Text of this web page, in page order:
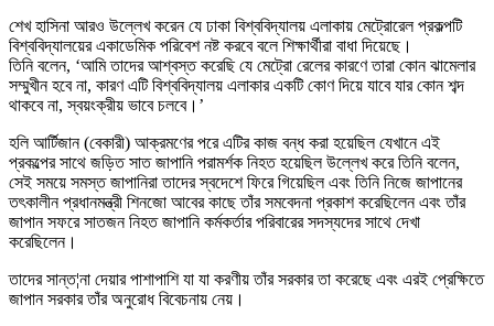
শেখ হাসিনা আরও উল্লেখ করেন যে ঢাকা বিশ্ববিদ্যালয় এলাকায় মেট্রোরেল প্রকল্পটি
বিশ্ববিদ্যালয়ের একাডেমিক পরিবেশ নষ্ট করবে বলে শিক্ষার্থীরা বাধা দিয়েছে।
তিনি বলেন, ‘আমি তাদের আশ্বস্ত করেছি যে মেট্রো রেলের কারণে তারা কোন ঝামেলার
সম্মুখীন হবে না, কারণ এটি বিশ্ববিদ্যালয় এলাকার একটি কোণ দিয়ে যাবে যার কোন শব্দ
থাকবে না, স্বয়ংক্রীয় ভাবে চলবে।’
হলি আর্টিজান (বেকারী) আক্রমণের পরে এটির কাজ বন্ধ করা হয়েছিল যেখানে এই
প্রকল্পের সাথে জড়িত সাত জাপানি পরামর্শক নিহত হয়েছিল উল্লেখ করে তিনি বলেন,
সেই সময়ে সমস্ত জাপানিরা তাদের স্বদেশে ফিরে গিয়েছিল এবং তিনি নিজে জাপানের
তৎকালীন প্রধানমন্ত্রী শিনজো আবের কাছে তাঁর সমবেদনা প্রকাশ করেছিলেন এবং তাঁর
জাপান সফরে সাতজন নিহত জাপানি কর্মকর্তার পরিবারের সদস্যদের সাথে দেখা
করেছিলেন।
তাদের সান্ত¦না দেয়ার পাশাপাশি যা যা করণীয় তাঁর সরকার তা করেছে এবং এরই প্রেক্ষিতে
জাপান সরকার তাঁর অনুরোধ বিবেচনায় নেয়।